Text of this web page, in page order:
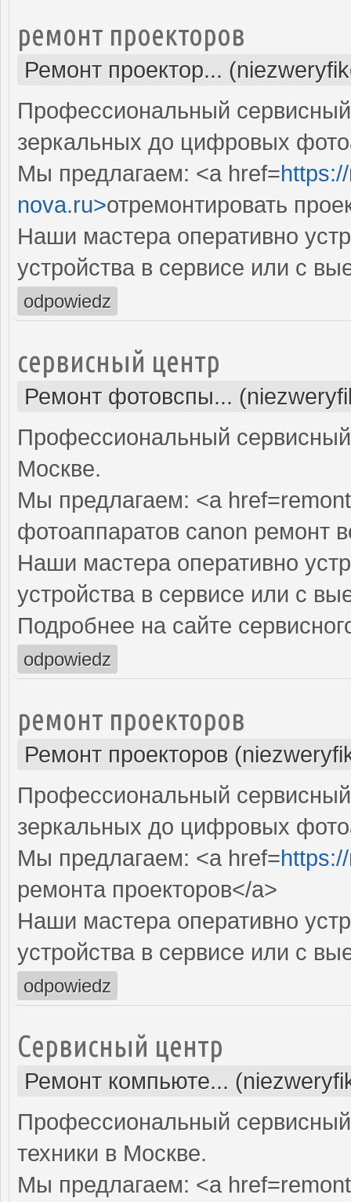
ремонт проекторов
Ремонт проектор...
Профессиональный
зеркальных до цифровых
Мы предлагаем: <a href=
nova.ru>отремонтировать
Наши мастера оперативно
устройства в сервисе или с
odpowiedz
сервисный центр
Ремонт фотовспы...
Профессиональный
Москве.
Мы предлагаем: <a
фотоаппаратов canon ремонт
Наши мастера оперативно
устройства в сервисе или с
Подробнее на сайте
odpowiedz
ремонт проекторов
Ремонт проекторов
Профессиональный
зеркальных до цифровых
Мы предлагаем: <a href=
ремонта проекторов</a>
Наши мастера оперативно
устройства в сервисе или с
odpowiedz
Сервисный центр
Ремонт компьюте...
Профессиональный
техники в Москве.
Мы предлагаем: <a